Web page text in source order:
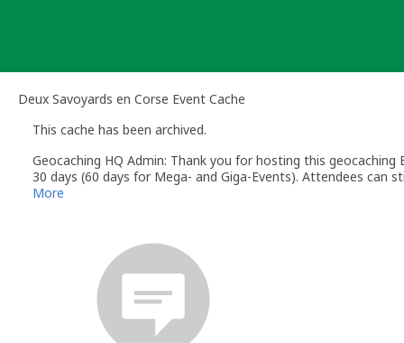
Deux Savoyards en Corse Event Cache
This cache has been archived.
Geocaching HQ Admin: Thank you for hosting this
30 days (60 days for Mega- and Giga-Events). Attendees can
More